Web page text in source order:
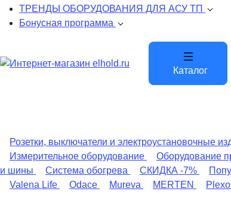
ТРЕНДЫ ОБОРУДОВАНИЯ ДЛЯ АСУ ТП
Бонусная программа
Каталог
Розетки, выключатели и электроустановочные
Измерительное оборудование
Оборудование
и шины
Система обогрева СКИДКА -7%
Valena Life
Odace Mureva MERTEN Plexo